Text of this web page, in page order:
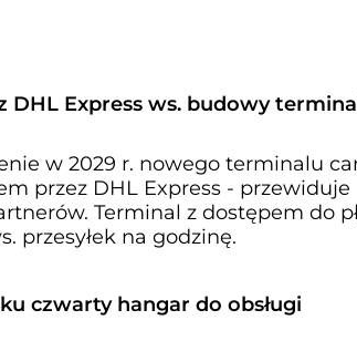
Express ws. budowy
w 2029 r. nowego terminalu
przez DHL Express - przewiduje
Terminal z dostępem do
przesyłek na godzinę.
czwarty hangar do obsługi